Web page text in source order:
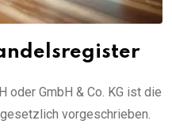
oder GmbH & Co. KG ist die
vorgeschrieben.